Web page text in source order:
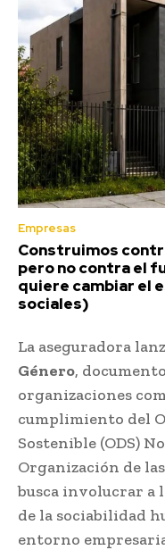
Empresas
Construimos
pero no contra el
quiere cambiar el
sociales)
La aseguradora
Género,
organizaciones
cumplimiento del
Sostenible (ODS)
Organización de
busca involucrar a
de la sociabilidad
entorno